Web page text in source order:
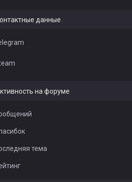
данные
на форуме
тема